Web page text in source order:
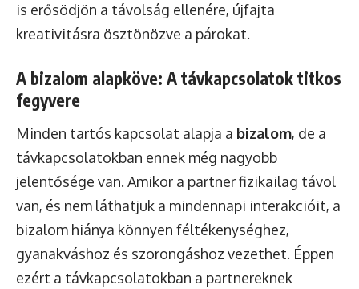
is erősödjön a távolság ellenére, újfajta
kreativitásra ösztönözve a párokat.
A bizalom alapköve: A távkapcsolatok titkos
fegyvere
Minden tartós kapcsolat alapja a bizalom, de a
távkapcsolatokban ennek még nagyobb
jelentősége van. Amikor a partner fizikailag távol
van, és nem láthatjuk a mindennapi interakcióit, a
bizalom hiánya könnyen féltékenységhez,
gyanakváshoz és szorongáshoz vezethet. Éppen
ezért a távkapcsolatokban a partnereknek